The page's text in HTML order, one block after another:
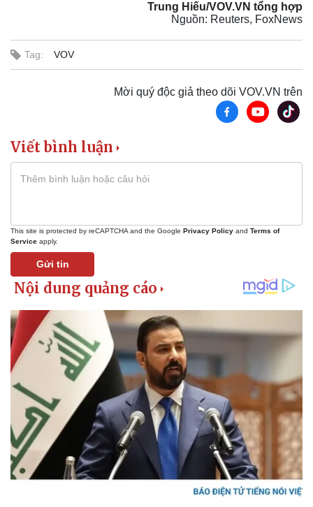
Việt Nam
Phân tích
Trung Hiếu/VOV.VN tổng hợp
Nguồn: Reuters, FoxNews
Tag: VOV
Mời quý độc giả theo dõi VOV.VN trên
Viết bình luận
This site is protected by reCAPTCHA and the Google Privacy Policy and Terms of
Service apply.
Gửi tin